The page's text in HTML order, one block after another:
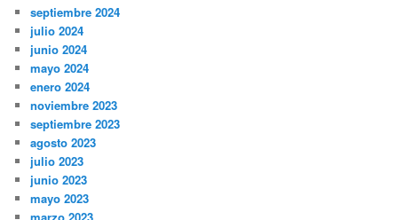
septiembre 2024
julio 2024
junio 2024
mayo 2024
enero 2024
noviembre 2023
septiembre 2023
agosto 2023
julio 2023
junio 2023
mayo 2023
marzo 2023